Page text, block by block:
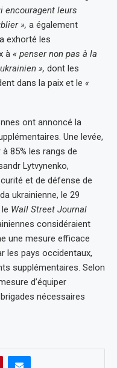
encouragent leurs
», a également
exhorté les
à « penser non pas à la
», dont les
dans la paix et le «
ont annoncé la
Une levée,
85% les rangs de
Lytvynenko,
et de défense de
ukrainienne, le 29
Wall Street Journal
considéraient
une mesure efficace
les pays occidentaux,
supplémentaires. Selon
d’équiper
nécessaires